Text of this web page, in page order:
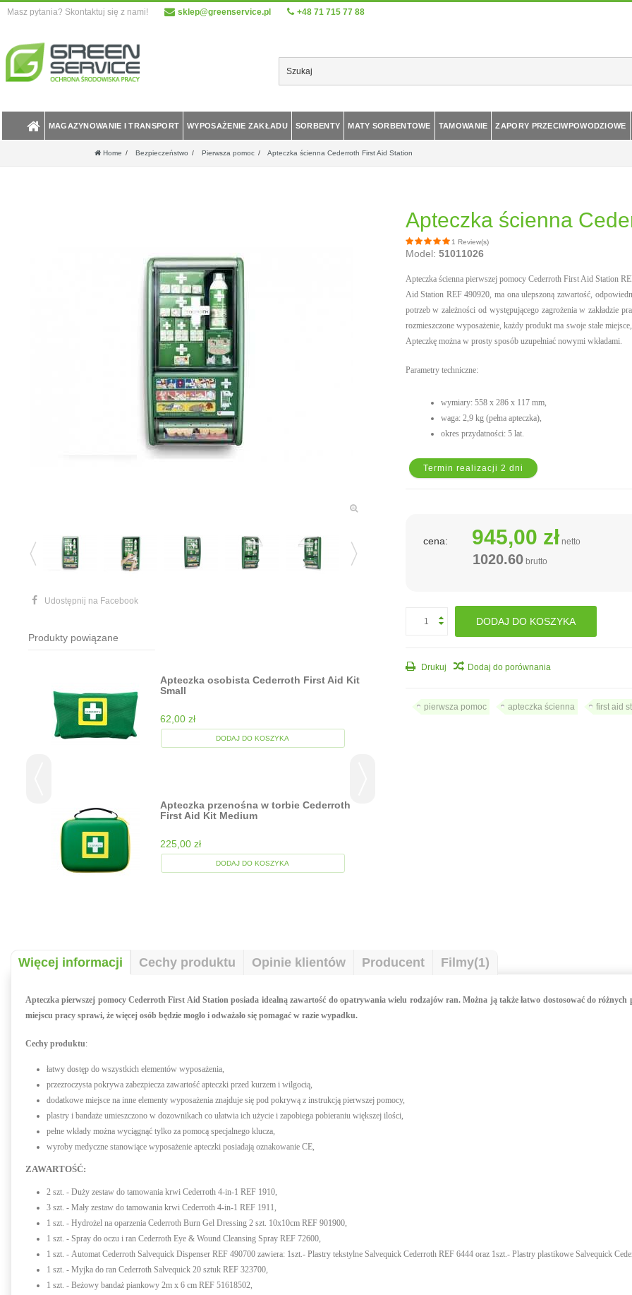
Masz pytania? Skontaktuj się z nami! sklep@greenservice.pl +48 71 715 77 88
MAGAZYNOWANIE I TRANSPORT WYPOSAŻENIE ZAKŁADU SORBENTY MATY SORBENTOWE TAMOWANIE ZAPORY PRZECIWPOWODZIOWE
Home Bezpieczeństwo Pierwsza pomoc Apteczka ścienna Cederroth First Aid Station
Udostępnij na Facebook
Apteczka ścienna
1 Review(s)
Model: 51011026
Apteczka ścienna pierwszej pomocy Cederroth First Aid Station
Aid Station REF 490920, ma ona ulepszoną zawartość,
potrzeb w zależności od występującego zagrożenia w zakładzie
rozmieszczone wyposażenie, każdy produkt ma swoje stałe
Apteczkę można w prosty sposób uzupełniać nowymi wkładami.
Parametry techniczne:
wymiary: 558 x 286 x 117 mm,
waga: 2,9 kg (pełna apteczka),
okres przydatności: 5 lat.
Termin realizacji 2 dni
cena: 945,00 zł netto
1020.60brutto
DODAJ DO KOSZYKA
Drukuj Dodaj do porównania
pierwsza pomoc apteczka ścienna first aid
Produkty powiązane
Apteczka osobista Cederroth First Aid Kit
Small
62,00 zł
DODAJ DO KOSZYKA
Apteczka przenośna w torbie Cederroth
First Aid Kit Medium
225,00 zł
DODAJ DO KOSZYKA
Więcej informacji Cechy produktu Opinie klientów Producent Filmy(1)
Apteczka pierwszej pomocy Cederroth First Aid Station posiada idealną zawartość do opatrywania wielu rodzajów ran. Można ją także łatwo dostosować do
miejscu pracy sprawi, że więcej osób będzie mogło i odważało się pomagać w razie wypadku.
Cechy produktu:
łatwy dostęp do wszystkich elementów wyposażenia,
przezroczysta pokrywa zabezpiecza zawartość apteczki przed kurzem i wilgocią,
dodatkowe miejsce na inne elementy wyposażenia znajduje się pod pokrywą z instrukcją pierwszej pomocy,
plastry i bandaże umieszczono w dozownikach co ułatwia ich użycie i zapobiega pobieraniu większej ilości,
pełne wkłady można wyciągnąć tylko za pomocą specjalnego klucza,
wyroby medyczne stanowiące wyposażenie apteczki posiadają oznakowanie CE,
ZAWARTOŚĆ:
2 szt. - Duży zestaw do tamowania krwi Cederroth 4-in-1 REF 1910,
3 szt. - Mały zestaw do tamowania krwi Cederroth 4-in-1 REF 1911,
1 szt. - Hydrożel na oparzenia Cederroth Burn Gel Dressing 2 szt. 10x10cm REF 901900,
1 szt. - Spray do oczu i ran Cederroth Eye & Wound Cleansing Spray REF 72600,
1 szt. - Automat Cederroth Salvequick Dispenser REF 490700 zawiera: 1szt.- Plastry tekstylne Salvequick Cederroth REF 6444 oraz 1szt.- Plastry plastikowe Salvequick
1 szt. - Myjka do ran Cederroth Salvequick 20 sztuk REF 323700,
1 szt. - Beżowy bandaż piankowy 2m x 6 cm REF 51618502,